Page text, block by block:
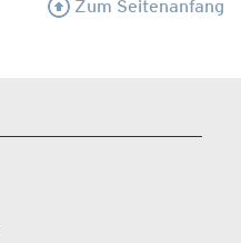
Zum Seitenanfang